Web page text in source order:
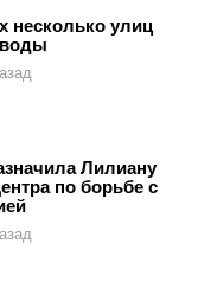
несколько улиц
воды
Лилиану
по борьбе с